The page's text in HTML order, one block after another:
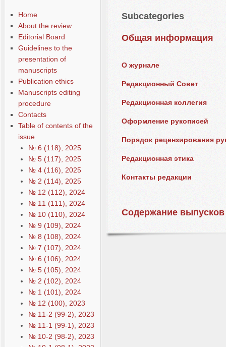
Home
About the review
Editorial Board
Guidelines to the
presentation of
manuscripts
Publication ethics
Manuscripts editing
procedure
Contacts
Table of contents of the
issue
№ 6 (118), 2025
№ 5 (117), 2025
№ 4 (116), 2025
№ 2 (114), 2025
№ 12 (112), 2024
№ 11 (111), 2024
№ 10 (110), 2024
№ 9 (109), 2024
№ 8 (108), 2024
№ 7 (107), 2024
№ 6 (106), 2024
№ 5 (105), 2024
№ 2 (102), 2024
№ 1 (101), 2024
№ 12 (100), 2023
№ 11-2 (99-2), 2023
№ 11-1 (99-1), 2023
№ 10-2 (98-2), 2023
Subcategories
Общая информация
О журнале
Редакционный Совет
Редакционная коллегия
Оформление рукописей
Порядок рецензирования
Редакционная этика
Контакты редакции
Содержание выпусков